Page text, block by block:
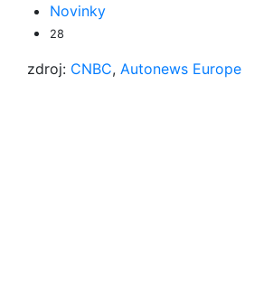
Novinky
28
zdroj: CNBC, Autonews Europe